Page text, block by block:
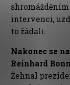
intervenci,
to žádali.
Nakonec se
Reinhard
Žehnal